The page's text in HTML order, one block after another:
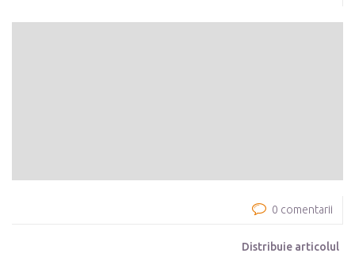
0 comentarii
Distribuie articolul